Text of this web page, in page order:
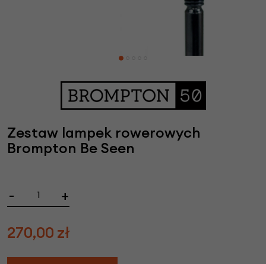
Zestaw lampek rowerowych
Brompton Be Seen
- +
270,00 zł